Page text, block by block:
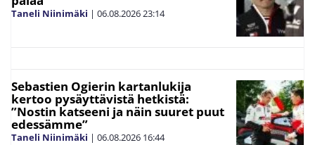
Taneli Niinimäki | 06.08.202623:14
Sebastien Ogierin kartanlukija
kertoo pysäyttävistä hetkistä:
”Nostin katseeni ja näin suuret puut
edessämme”
Taneli Niinimäki | 06.08.2026 16:44